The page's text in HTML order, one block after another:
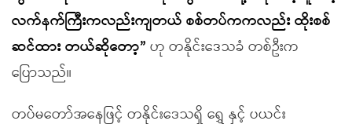
လက်နက်ကြီးကလည်းကျတယ် စစ်တပ်ကကလည်း ထိုးစစ်
ဆင်ထား တယ်ဆိုတော့” ဟု တနိုင်းဒေသခံ တစ်ဦးက
ပြောသည်။
တပ်မတော်အနေဖြင့် တနိုင်းဒေသရှိ ရွှေ နှင့် ပယင်း